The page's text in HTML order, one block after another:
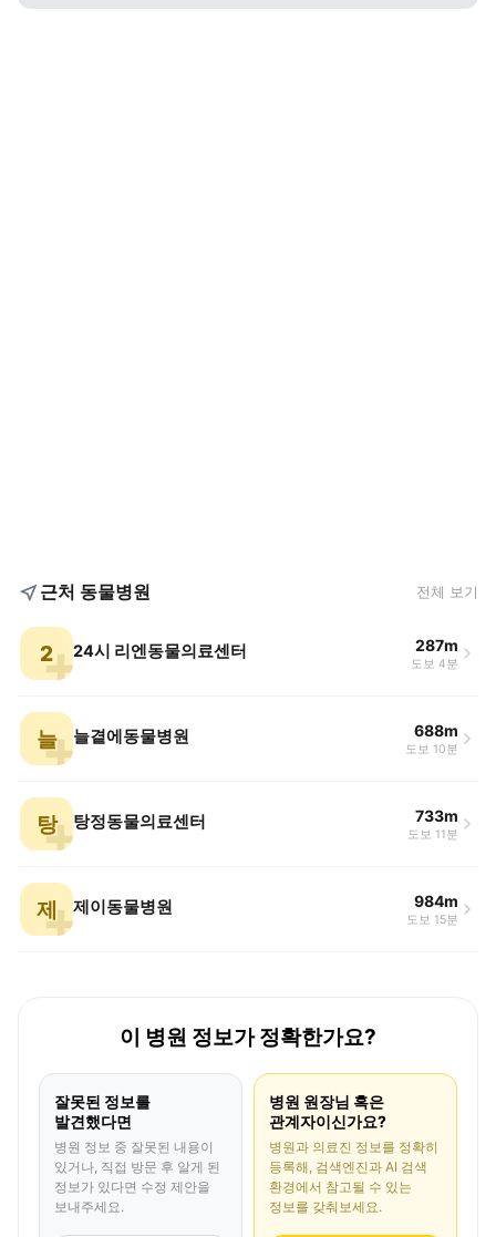
근처 동물병원 전체 보기
2 24시 리엔동물의료센터 287m
도보 4분
늘 늘곁에동물병원 688m
도보 10분
탕 탕정동물의료센터 733m
도보 11분
제 제이동물병원 984m
도보 15분
이 병원 정보가 정확한가요?
잘못된 정보를
발견했다면
병원 정보 중 잘못된 내용이
있거나, 직접 방문 후 알게 된
정보가 있다면 수정 제안을
보내주세요.
병원 원장님 혹은
관계자이신가요?
병원과 의료진 정보를 정확히
등록해, 검색엔진과 AI 검색
환경에서 참고될 수 있는
정보를 갖춰보세요.